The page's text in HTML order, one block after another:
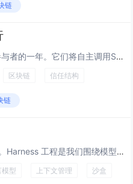
链
2026年将是AI代理开始成为经济参与者的一年。它们将自主调用SaaS API、执行交易、购买云计算资源并串联工作流。正如人类需要信用卡作为“银行轨道”在现实世界中进行交易一样，代理也需要一个银行——我主张这个银行将基于稳定币。 这个...
区块链 信任结构
链
TLDR: Agent = Model + Harness。Harness 工程是我们围绕模型构建系统以将其转化为工作引擎的方式。模型包含智能，而 Harness 使这种智能变得有用。我们定义了什么是 Harness，并推导出了当今和未...
模型 上下文管理 沙盒